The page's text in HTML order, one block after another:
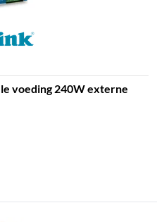
voeding 240W externe